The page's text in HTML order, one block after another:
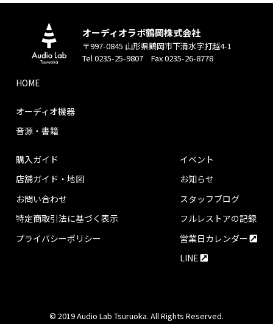
オーディオラボ鶴岡株式会社
〒997-0845 山形県鶴岡市下清水字打越4-1
Tel 0235-25-9807 Fax 0235-26-8778
HOME
オーディオ機器
音源・書籍
購入ガイド
店舗ガイド・地図
お問い合わせ
特定商取引法に基づく表示
プライバシーポリシー
イベント
お知らせ
スタッフブログ
フルレストアの記録
営業日カレンダー
LINE
© 2019 Audio Lab Tsuruoka. All Rights Reserved.